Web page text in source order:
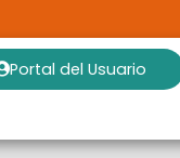
Portal del Usuario